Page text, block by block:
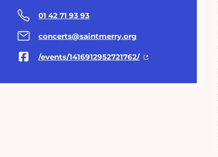
01 42 71 93 93
concerts@saintmerry.org
/events/1416912952721762/